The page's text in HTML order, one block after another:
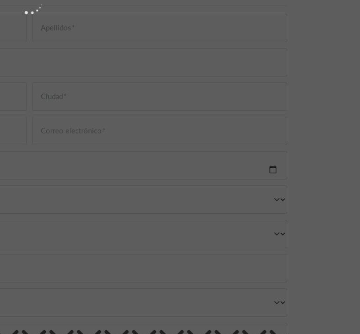
Apellidos
Ciudad
Correo electrónico